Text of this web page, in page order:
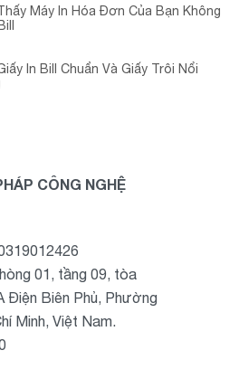
Máy In Hóa Đơn Của Bạn Không
In Bill Chuẩn Và Giấy Trôi Nổi
CÔNG NGHỆ
01, tầng 09, tòa
Điện Biên Phủ, Phường
Minh, Việt Nam.